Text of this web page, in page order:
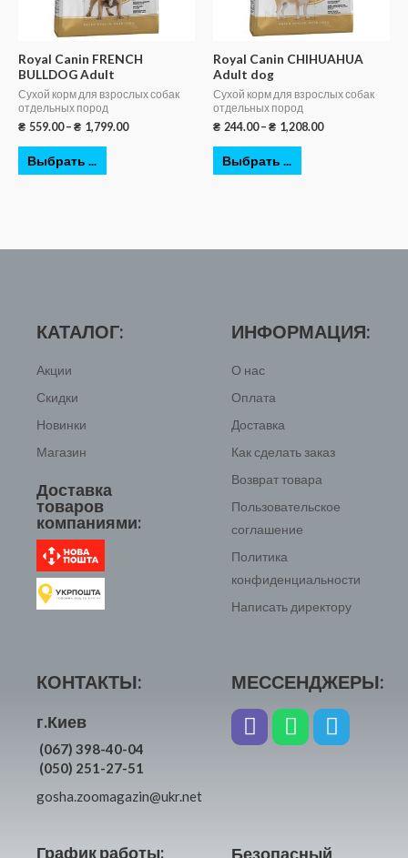
Royal Canin FRENCH
BULLDOG Adult
Сухой корм для взрослых собак
отдельных пород
₴ 559.00– ₴ 1,799.00
Выбрать ...
Royal Canin CHIHUAHUA
Adult dog
Сухой корм для взрослых собак
отдельных пород
₴ 244.00– ₴ 1,208.00
Выбрать ...
КАТАЛОГ:
Акции
Скидки
Новинки
Магазин
Доставка
товаров
компаниями:
ИНФОРМАЦИЯ:
О нас
Оплата
Доставка
Как сделать заказ
Возврат товара
Пользовательское
соглашение
Политика
конфиденциальности
Написать директору
КОНТАКТЫ:
г.Киев
(067) 398-40-04
(050) 251-27-51
gosha.zoomagazin@ukr.net
График работы:
МЕССЕНДЖЕРЫ:
Безопасный